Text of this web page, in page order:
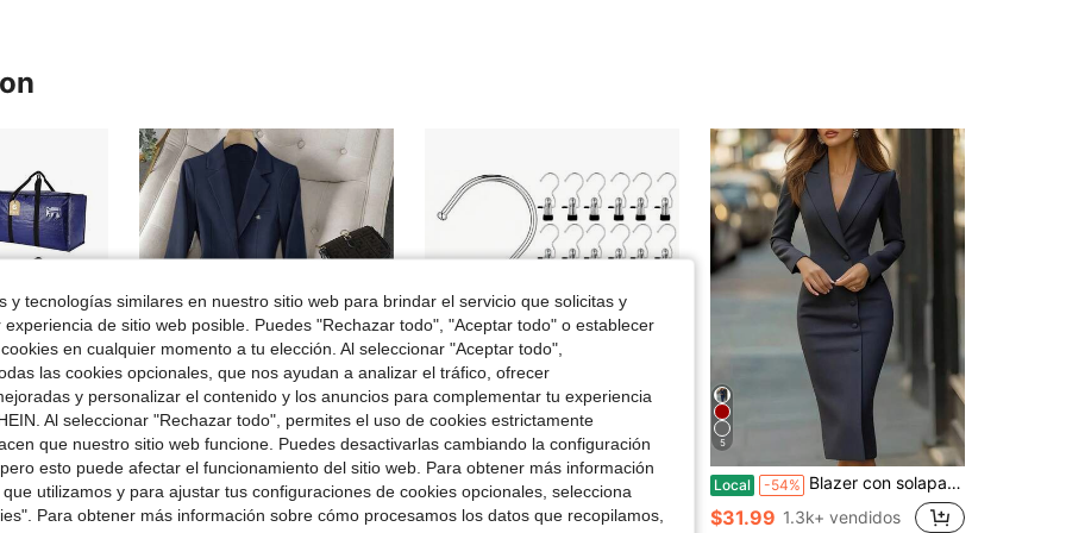
54
4.66 54
y asas robustas, bolsas de embalaje para mudanzas, almacenamiento, viajes, ahorro de espacio, cajas de mudanza College Essentials Azul.
en Juego de bolsas de mudanza
en Juego de bolsas de mudanzaen Juego de bolsas de mudanza
4
-41%
Conjunto de dos piezas de blazer y pantalón para mujer, elegante, de primavera/verano, de color liso, sin forro, con un solo botón, manga larga, solapa plana y cintura definida.
¡Casi agotado!
Ahorro de $3.20
Local -64% 50 pinzas multiusos de acero inoxidable - Perchas con ganchos - Pinzas resistentes para ropa, pinzas para armario, organizador de almacenamiento giratorio de 360°, almacenamiento multifuncional que ahorra espacio, ideal para vaqueros y prendas de vestir, estante portátil para el hogar, suministros de almacenamiento, lavado, secado, planchado, pinzas para ropa
$1.80
5
Local -54% Blazer con solapa, manga larga, vestido midi ajustado, botonadura sencilla, abertura frontal, atuendo de oficina entallado para reuniones de negocios, oficina diaria y eventos en la ciudad.
$31.99 1.3k+ vendidos
y tecnologías similares en nuestro sitio web para brindar el servicio que solicitas y
de sitio web posible. Puedes "Rechazar todo", "Aceptar todo" o establecer
en cualquier momento a tu elección. Al seleccionar "Aceptar todo",
las cookies opcionales, que nos ayudan a analizar el tráfico, ofrecer
y personalizar el contenido y los anuncios para complementar tu experiencia
Al seleccionar "Rechazar todo", permites el uso de cookies estrictamente
que nuestro sitio web funcione. Puedes desactivarlas cambiando la configuración
esto puede afectar el funcionamiento del sitio web. Para obtener más información
utilizamos y para ajustar tus configuraciones de cookies opcionales, selecciona
Para obtener más información sobre cómo procesamos los datos que recopilamos,